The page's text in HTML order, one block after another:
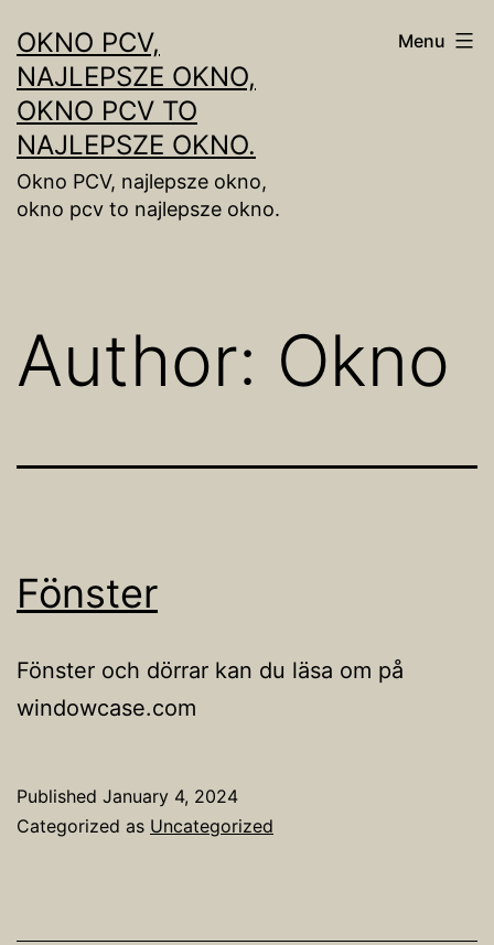
to
content
OKNO PCV,
NAJLEPSZE OKNO,
OKNO PCV TO
NAJLEPSZE OKNO.
Okno PCV, najlepsze okno,
okno pcv to najlepsze okno.
Menu
Author: Okno
Fönster
Fönster och dörrar kan du läsa om på
windowcase.com
Published January 4, 2024
Categorized as Uncategorized